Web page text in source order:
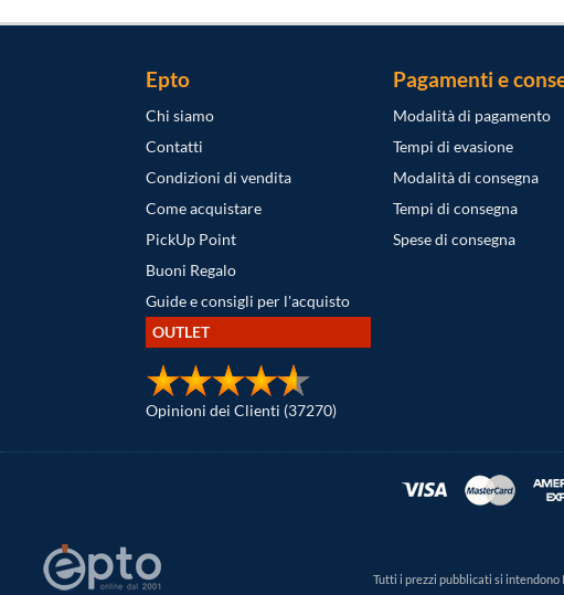
Epto
Chi siamo
Contatti
Condizioni di vendita
Come acquistare
PickUp Point
Buoni Regalo
Guide e consigli per l'acquisto
OUTLET
Opinioni dei Clienti (37270)
Pagamenti e
Modalità di pagamento
Tempi di evasione
Modalità di consegna
Tempi di consegna
Spese di consegna
Tutti i prezzi pubblicati si intendono